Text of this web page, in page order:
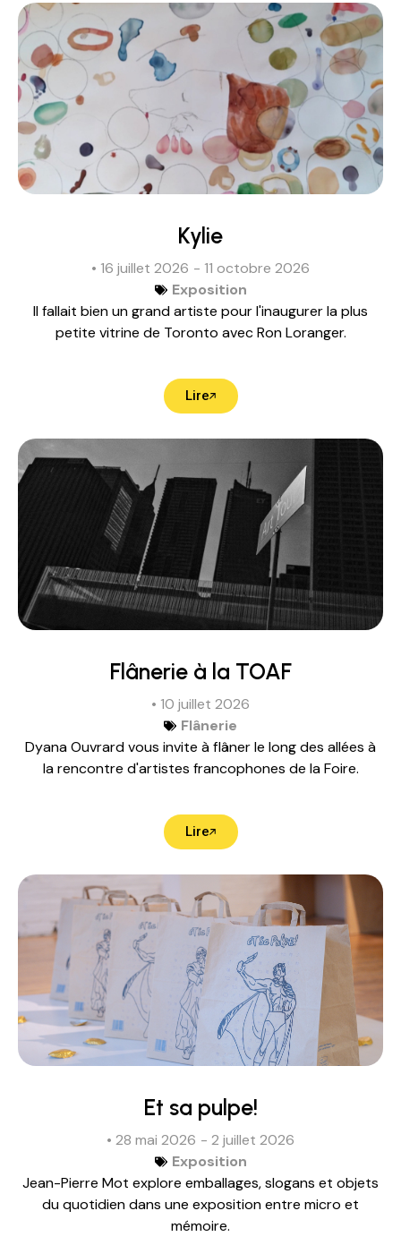
Kylie
• 16 juillet 2026 - 11 octobre 2026
Exposition
Il fallait bien un grand artiste pour l'inaugurer la plus
petite vitrine de Toronto avec Ron Loranger.
Lire
Flânerie à la TOAF
• 10 juillet 2026
Flânerie
Dyana Ouvrard vous invite à flâner le long des allées à
la rencontre d'artistes francophones de la Foire.
Lire
Et sa pulpe!
• 28 mai 2026 - 2 juillet 2026
Exposition
Jean-Pierre Mot explore emballages, slogans et objets
du quotidien dans une exposition entre micro et
mémoire.